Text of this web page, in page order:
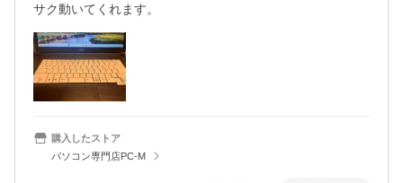
購入したストア
パソコン専門店PC-M